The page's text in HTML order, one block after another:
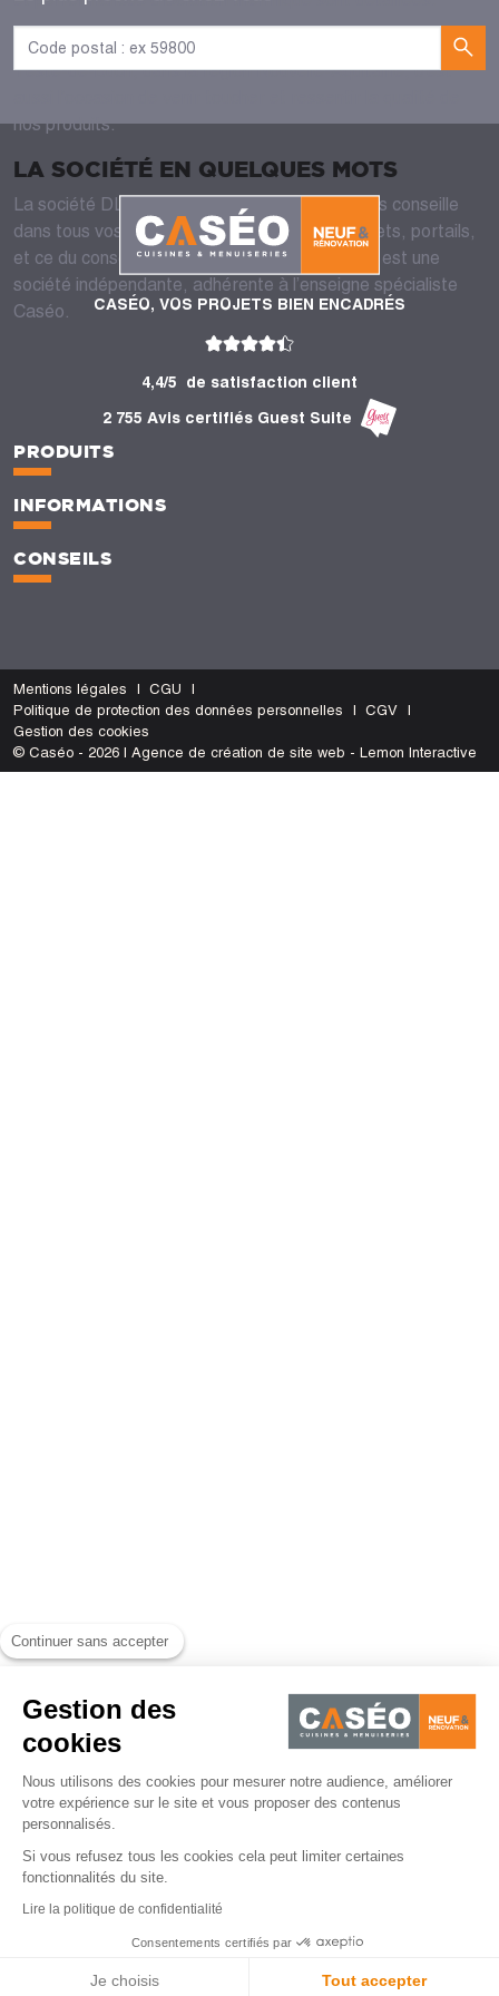
Continuer sans accepter
Gestion des
cookies
Nous utilisons des cookies pour mesurer notre audience, améliorer
votre expérience sur le site et vous proposer des contenus
personnalisés.
Si vous refusez tous les cookies cela peut limiter certaines
fonctionnalités du site.
Lire la politique de confidentialité
Consentements certifiés par
Je choisis Tout accepter
Enfin, vous rendre dans votre magasin de menuiserie à La
Teste-de-Buch, dans la région Nouvelle-Aquitaine, c’est
nos produits.
LA SOCIÉTÉ EN QUELQUES MOTS
La société DL Menuiserie vous accueille et vous conseille
dans tous vos projets de fenêtres, portes, volets, portails,
et ce du conseil jusqu’à la pose. DL Menuiserie est une
société indépendante, adhérente à l’enseigne spécialiste
Caséo.
CASÉO, VOS PROJETS BIEN ENCADRÉS
4,4/5
de satisfaction client
2 755 Avis certifiés Guest Suite
PRODUITS
INFORMATIONS
CONSEILS
Mentions légales
CGU
Politique de protection des données personnelles
CGV
Gestion des cookies
© Caséo - 2026 | Agence de création de site web - Lemon Interactive